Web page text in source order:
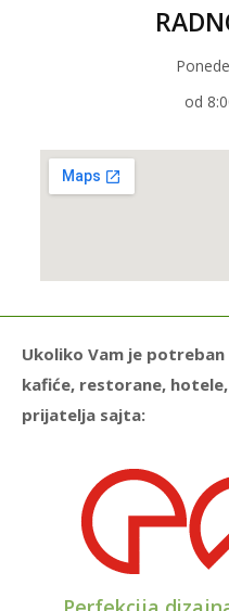
od
Ukoliko Vam je
kafiće, restorane,
prijatelja sajta: